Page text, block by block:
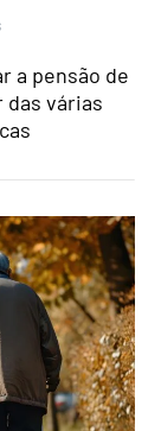
a pensão de
das várias